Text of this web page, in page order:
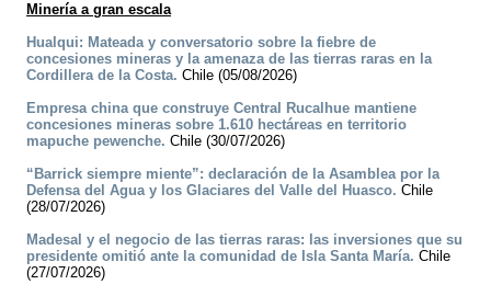
Minería a gran escala
Hualqui: Mateada y conversatorio sobre la fiebre de
concesiones mineras y la amenaza de las tierras raras en la
Cordillera de la Costa. Chile (05/08/2026)
Empresa china que construye Central Rucalhue mantiene
concesiones mineras sobre 1.610 hectáreas en territorio
mapuche pewenche. Chile (30/07/2026)
“Barrick siempre miente”: declaración de la Asamblea por la
Defensa del Agua y los Glaciares del Valle del Huasco. Chile
(28/07/2026)
Madesal y el negocio de las tierras raras: las inversiones que su
presidente omitió ante la comunidad de Isla Santa María. Chile
(27/07/2026)